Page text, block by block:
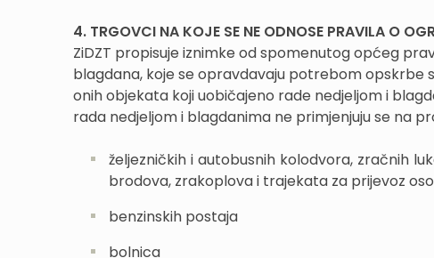
4. TRGOVCI NA KOJE SE NE ODNOSE PRAVILA O
ZiDZT propisuje iznimke od spomenutog općeg
blagdana, koje se opravdavaju potrebom opskrbe
onih objekata koji uobičajeno rade nedjeljom i
rada nedjeljom i blagdanima ne primjenjuju se na
željezničkih i autobusnih kolodvora, zračnih
brodova, zrakoplova i trajekata za prijevoz
benzinskih postaja
bolnica